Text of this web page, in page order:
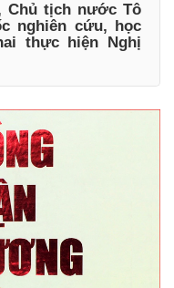
Chủ tịch nước Tô
nghiên cứu, học
thực hiện Nghị